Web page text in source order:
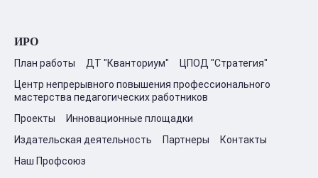
ИРО
План работы ДТ "Кванториум"
ЦПОД "Стратегия"
Центр непрерывного повышения профессионального
мастерства педагогических работников
Проекты
Инновационные площадки
Издательская деятельность
Партнеры
Контакты
Наш Профсоюз